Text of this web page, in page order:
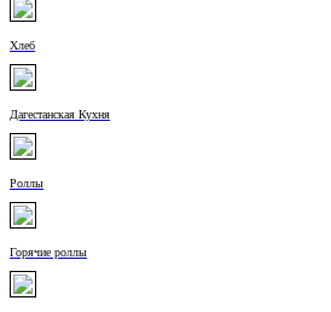
Хлеб
Дагестанская Кухня
Роллы
Горячие роллы